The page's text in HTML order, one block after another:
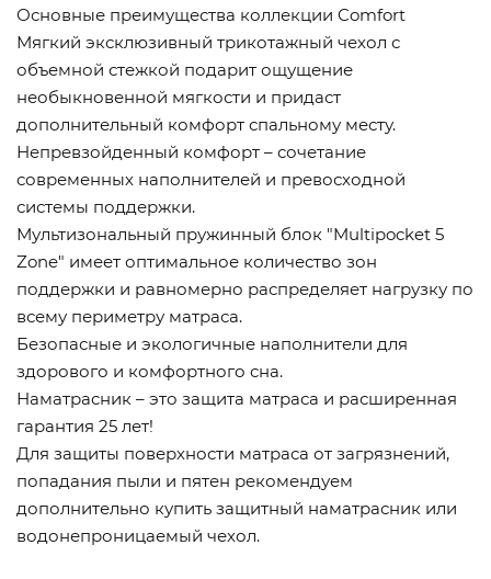
Основные преимущества коллекции Comfort
Мягкий эксклюзивный трикотажный чехол с
объемной стежкой подарит ощущение
необыкновенной мягкости и придаст
дополнительный комфорт спальному месту.
Непревзойденный комфорт – сочетание
современных наполнителей и превосходной
системы поддержки.
Мультизональный пружинный блок "Multipocket 5
Zone" имеет оптимальное количество зон
поддержки и равномерно распределяет нагрузку по
всему периметру матраса.
Безопасные и экологичные наполнители для
здорового и комфортного сна.
Наматрасник – это защита матраса и расширенная
гарантия 25 лет!
Для защиты поверхности матраса от загрязнений,
попадания пыли и пятен рекомендуем
дополнительно купить защитный наматрасник или
водонепроницаемый чехол.